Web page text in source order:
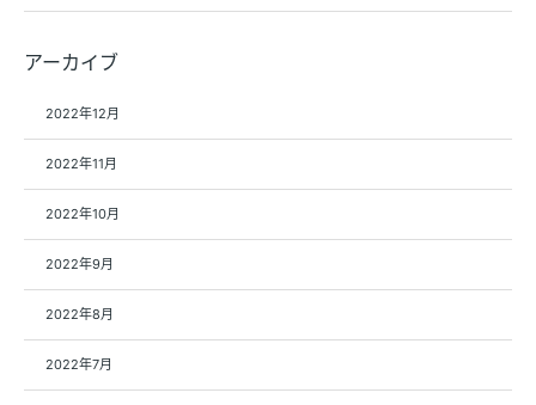
アーカイブ
2022年12月
2022年11月
2022年10月
2022年9月
2022年8月
2022年7月